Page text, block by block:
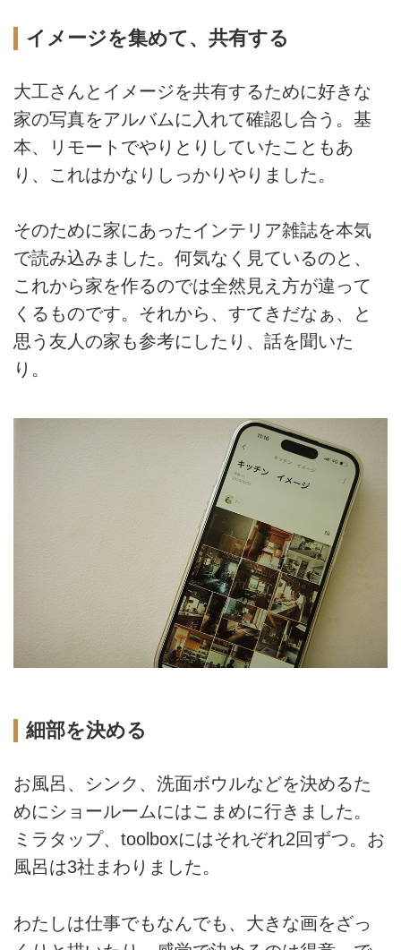
イメージを集めて、共有する
大工さんとイメージを共有するために好きな
家の写真をアルバムに入れて確認し合う。基
本、リモートでやりとりしていたこともあ
り、これはかなりしっかりやりました。
そのために家にあったインテリア雑誌を本気
で読み込みました。何気なく見ているのと、
これから家を作るのでは全然見え方が違って
くるものです。それから、すてきだなぁ、と
思う友人の家も参考にしたり、話を聞いた
り。
細部を決める
お風呂、シンク、洗面ボウルなどを決めるた
めにショールームにはこまめに行きました。
ミラタップ、toolboxにはそれぞれ2回ずつ。お
風呂は3社まわりました。
わたしは仕事でもなんでも、大きな画をざっ